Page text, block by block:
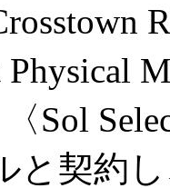
〈Sol
と契約